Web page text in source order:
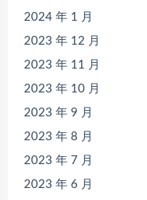
2024 年 1 月
2023 年 12 月
2023 年 11 月
2023 年 10 月
2023 年 9 月
2023 年 8 月
2023 年 7 月
2023 年 6 月